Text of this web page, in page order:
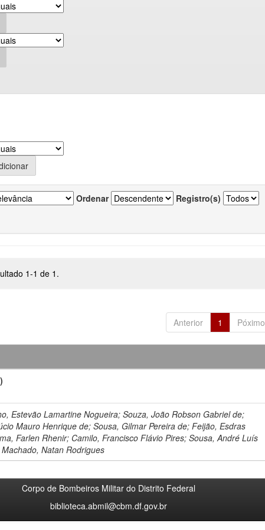
Ordenar Registro(s)
1-1 de 1.
Anterior 1 Póximo
Estevão Lamartine Nogueira; Souza, João Robson Gabriel de;
Mauro Henrique de; Sousa, Gilmar Pereira de; Feijão, Esdras
Farlen Rhenir; Camilo, Francisco Flávio Pires; Sousa, André Luís
Natan Rodrigues
Corpo de Bombeiros Militar do Distrito Federal
biblioteca.abmil@cbm.df.gov.br